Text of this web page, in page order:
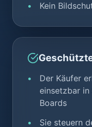
Kein
Der Käufer
einsetzbar in
Boards
Sie steuern